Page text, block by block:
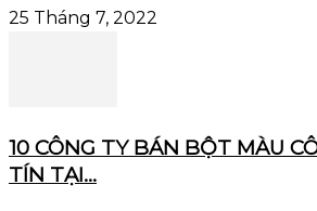
25 Tháng 7, 2022
10 CÔNG TY BÁN BỘT MÀU
TÍN TẠI...